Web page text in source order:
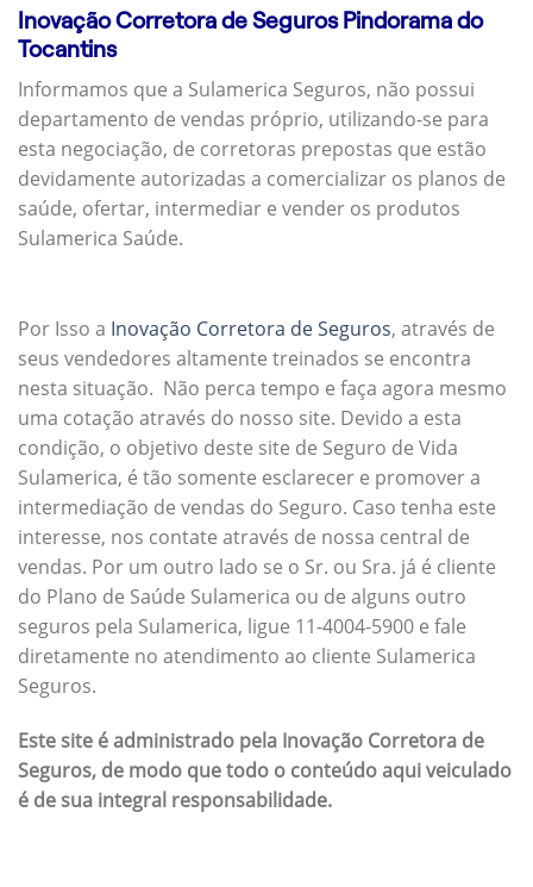
Inovação Corretora de Seguros Pindorama do
Tocantins
Informamos que a Sulamerica Seguros, não possui
departamento de vendas próprio, utilizando-se para
esta negociação, de corretoras prepostas que estão
devidamente autorizadas a comercializar os planos de
saúde, ofertar, intermediar e vender os produtos
Sulamerica Saúde.
Por Isso a Inovação Corretora de Seguros, através de
seus vendedores altamente treinados se encontra
nesta situação. Não perca tempo e faça agora mesmo
uma cotação através do nosso site. Devido a esta
condição, o objetivo deste site de Seguro de Vida
Sulamerica, é tão somente esclarecer e promover a
intermediação de vendas do Seguro. Caso tenha este
interesse, nos contate através de nossa central de
vendas. Por um outro lado se o Sr. ou Sra. já é cliente
do Plano de Saúde Sulamerica ou de alguns outro
seguros pela Sulamerica, ligue 11-4004-5900 e fale
diretamente no atendimento ao cliente Sulamerica
Seguros.
Este site é administrado pela Inovação Corretora de
Seguros, de modo que todo o conteúdo aqui veiculado
é de sua integral responsabilidade.